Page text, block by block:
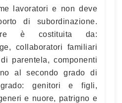
lavoratori e non deve
di subordinazione.
è costituita da:
collaboratori familiari
parentela, componenti
al secondo grado di
genitori e figli,
e nuore, patrigno e